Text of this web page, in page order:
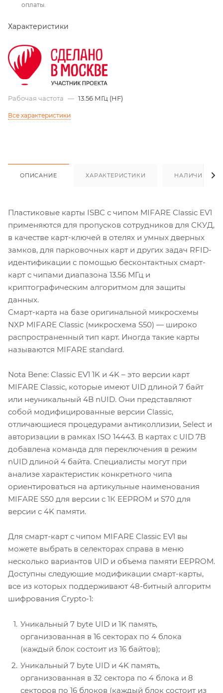
оплаты.
Характеристики
Рабочая частота — 13.56 МГц (HF)
Все характеристики
ОПИСАНИЕ ХАРАКТЕРИСТИКИ НАЛИЧИЕ
Пластиковые карты ISBC с чипом MIFARE Classic EV1
применяются для пропусков сотрудников для СКУД,
в качестве карт-ключей в отелях и умных дверных
замков, для парковочных карт и других задач RFID-
идентификации с помощью бесконтактных смарт-
карт с чипами диапазона 13.56 МГц и
криптографическим алгоритмом для защиты
данных.
Смарт-карта на базе оригинальной микросхемы
NXP MIFARE Classic (микросхема S50) — широко
распространенный тип карт. Иногда такие карты
называются MIFARE standard.
Nota Bene: Classic EV1 1K и 4K – это версии карт
MIFARE Classic, которые имеют UID длиной 7 байт
или неуникальный 4B nUID. Они представляют
собой модифицированные версии Classic,
отличающиеся процедурами антиколлизии, Select и
авторизации в рамках ISO 14443. В картах с UID 7B
добавлена команда для переключения в режим
nUID длиной 4 байта. Специалисты могут при
анализе характеристик конкретного чипа
ориентироваться на артикульные наименования
MIFARE S50 для версии с 1К EEPROM и S70 для
версии с 4K памяти.
Для смарт-карт с чипом MIFARE Classic EV1 вы
можете выбрать в селекторах справа в меню
несколько вариантов UID и объема памяти EEPROM.
Доступны следующие модификации смарт-карты,
все из которых поддерживают 48-битный алгоритм
шифрования Crypto-1:
Уникальный 7 byte UID и 1K память,
организованная в 16 секторах по 4 блока
(каждый блок состоит из 16 байтов);
Уникальный 7 byte UID и 4K память,
организованная в 32 сектора по 4 блока и 8
секторов по 16 блоков (каждый блок состоит из